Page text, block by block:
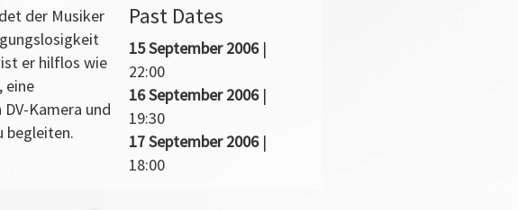
der Musiker
er hilflos wie
eine
Kamera und
begleiten.
Past Dates
15 September 2006|
22:00
16 September 2006|
19:30
17 September 2006|
18:00